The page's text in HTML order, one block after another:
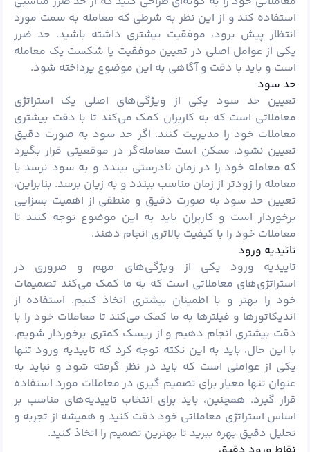
استفاده کند و از این نظر به شرطی که معامله به سمت مورد
انتظار پیش برود، موفقیت بیشتری داشته باشید. حد ضرر
یکی از عوامل اصلی در تعیین موفقیت یا شکست یک معامله
است و باید با دقت و آگاهی به این موضوع پرداخته شود.
حد سود
تعیین حد سود یکی از ویژگی‌های اصلی یک استراتژی
معاملاتی است که به کاربران کمک می‌کند تا با دقت بیشتری
معاملات خود را مدیریت کنند. اگر حد سود به صورت دقیق
تعیین نشود، ممکن است معامله‌گر در موقعیتی قرار بگیرد
که معامله خود را در زمان نادرستی ببندد و به سود نرسد یا
معامله را زودتر از زمان مناسب ببندد و به زیان برسد. بنابراین،
تعیین حد سود به صورت دقیق و منطقی از اهمیت بسزایی
برخوردار است و کاربران باید به این موضوع توجه کنند تا
معاملات خود را با کیفیت بالاتری انجام دهند.
تائیدیه ورود
تاییدیه ورود یکی از ویژگی‌های مهم و ضروری در
استراتژی‌های معاملاتی است که به ما کمک می‌کند تصمیمات
خود را بهتر و با اطمینان بیشتری اتخاذ کنیم. استفاده از
اندیکاتورها و فیلترها به ما کمک می‌کند تا معاملات خود را با
دقت بیشتری انجام دهیم و از ریسک کمتری برخوردار شویم.
با این حال، باید به این نکته توجه کرد که تاییدیه ورود تنها
یکی از عواملی است که باید در نظر گرفته شود و نباید به
عنوان تنها معیار برای تصمیم گیری در معاملات مورد استفاده
قرار گیرد. همچنین، باید برای انتخاب تاییدیه‌های مناسب بر
اساس استراتژی معاملاتی خود دقت کنید و همیشه از تجربه و
تحلیل دقیق بهره ببرید تا بهترین تصمیم را اتخاذ کنید.